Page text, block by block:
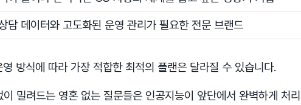
담 데이터와 고도화된 운영 관리가 필요한 전문 브랜드
방식에 따라 가장 적합한 최적의 플랜은 달라질 수 있습니다.
밀려드는 영혼 없는 질문들은 인공지능이 앞단에서 완벽하게 처리